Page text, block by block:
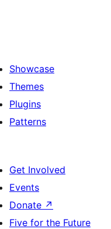
Showcase
Themes
Plugins
Patterns
Get Involved
Events
Donate ↗
Five for the Future